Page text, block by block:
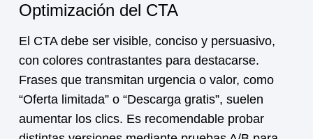
Optimización del CTA
El CTA debe ser visible, conciso y persuasivo,
con colores contrastantes para destacarse.
Frases que transmitan urgencia o valor, como
“Oferta limitada” o “Descarga gratis”, suelen
aumentar los clics. Es recomendable probar